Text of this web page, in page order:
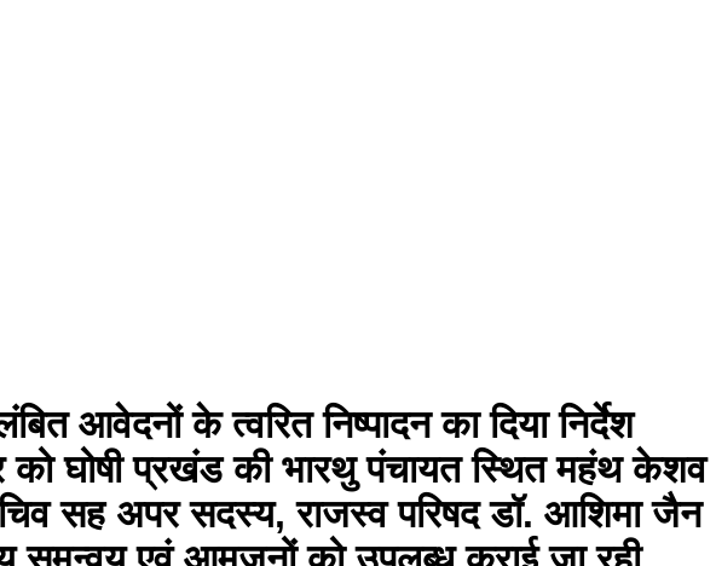
आवेदनों के त्वरित निष्पादन का दिया निर्देश
को घोषी प्रखंड की भारथु पंचायत स्थित महंथ केशव
सह अपर सदस्य, राजस्व परिषद डॉ. आशिमा जैन